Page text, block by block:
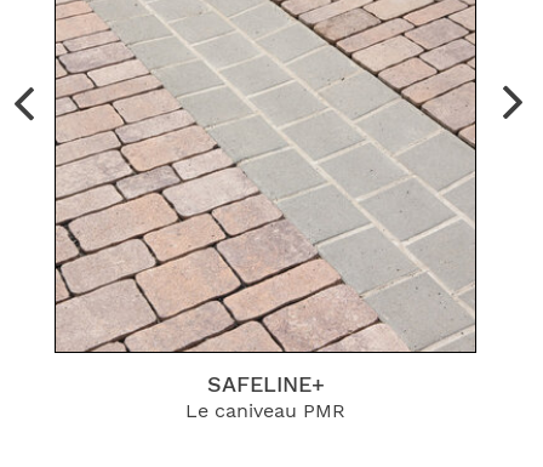
SAFELINE+
Le caniveau PMR